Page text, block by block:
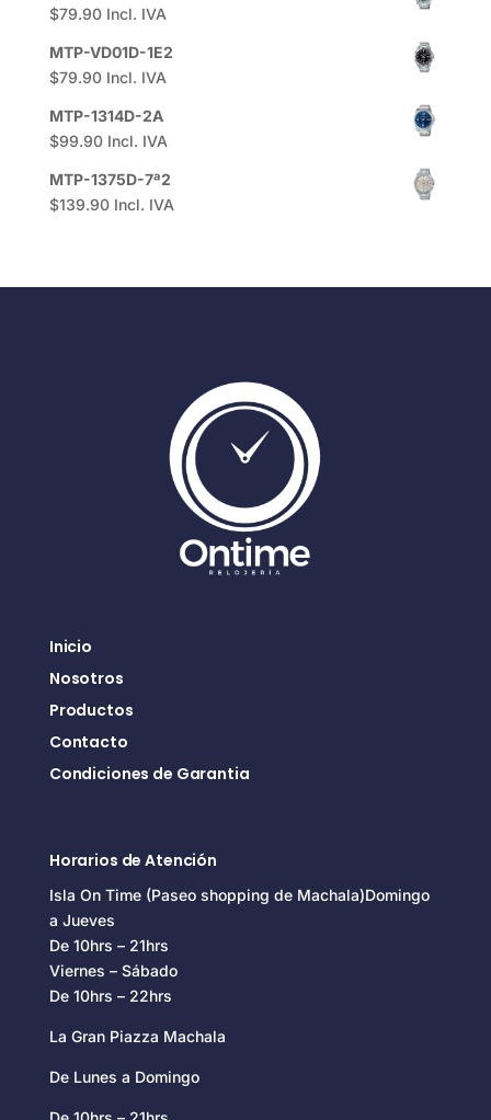
$79.90 Incl. IVA
MTP-VD01D-1E2
$79.90 Incl. IVA
MTP-1314D-2A
$99.90 Incl. IVA
MTP-1375D-7ª2
$139.90 Incl. IVA
Inicio
Nosotros
Productos
Contacto
Condiciones de Garantia
Horarios de Atención
Isla On Time (Paseo shopping de Machala)Domingo
a Jueves
De 10hrs – 21hrs
Viernes – Sábado
De 10hrs – 22hrs
La Gran Piazza Machala
De Lunes a Domingo